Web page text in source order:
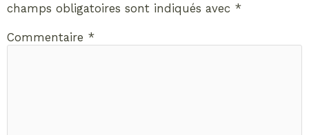
champs obligatoires sont indiqués avec *
Commentaire *